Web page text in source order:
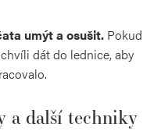
umýt a osušit. Pokud
dát do lednice, aby
a další techniky